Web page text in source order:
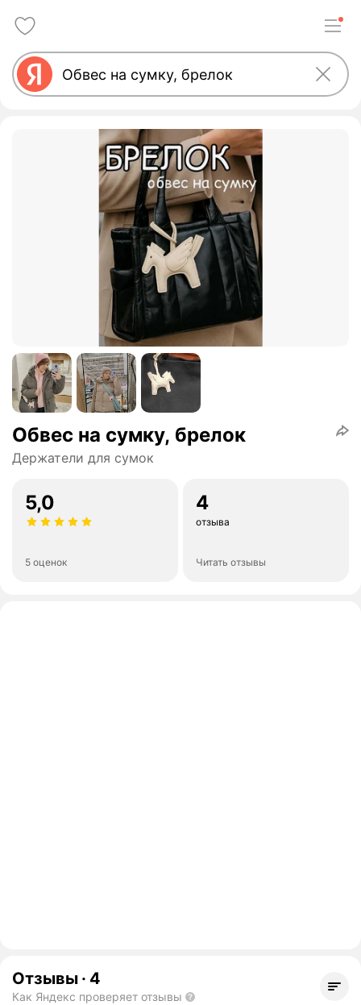
Обвес на сумку, брелок
Держатели для сумок
5,0
5 оценок
4
отзыва
Читать отзывы
Отзывы · 4
Как Яндекс проверяет отзывы